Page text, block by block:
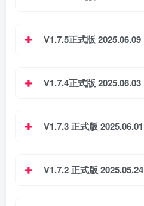
V1.7.5正式版 2025.06.09
V1.7.4正式版 2025.06.03
V1.7.3 正式版 2025.06.01
V1.7.2 正式版 2025.05.24